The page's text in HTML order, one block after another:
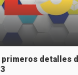
primeros detalles